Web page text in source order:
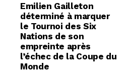
Emilien Gailleton
déterminé à marquer
le Tournoi des Six
Nations de son
empreinte après
l’échec de la Coupe du
Monde